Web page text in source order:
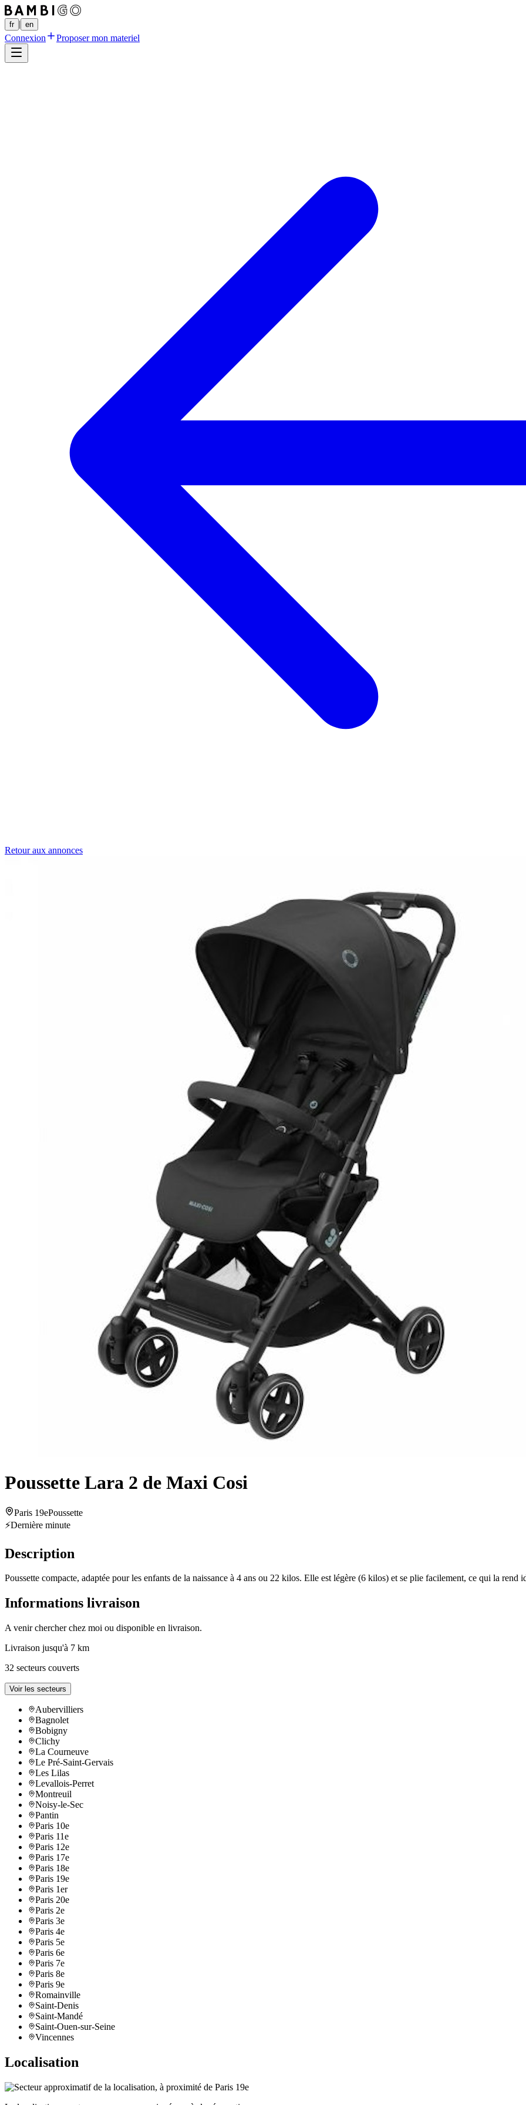
fr | en
Connexion Proposer mon materiel
Retour aux annonces
Poussette Lara 2 de Maxi Cosi
Paris 19ePoussette
⚡Dernière minute
Description
Poussette compacte, adaptée pour les enfants de la naissance à 4 ans ou 22 kilos. Elle est légère (6 kilos) et se plie facilement, ce qui la rend
Informations livraison
A venir chercher chez moi ou disponible en livraison.
Livraison jusqu'à 7 km
32 secteurs couverts
Voir les secteurs
Aubervilliers
Bagnolet
Bobigny
Clichy
La Courneuve
Le Pré-Saint-Gervais
Les Lilas
Levallois-Perret
Montreuil
Noisy-le-Sec
Pantin
Paris 10e
Paris 11e
Paris 12e
Paris 17e
Paris 18e
Paris 19e
Paris 1er
Paris 20e
Paris 2e
Paris 3e
Paris 4e
Paris 5e
Paris 6e
Paris 7e
Paris 8e
Paris 9e
Romainville
Saint-Denis
Saint-Mandé
Saint-Ouen-sur-Seine
Vincennes
Localisation